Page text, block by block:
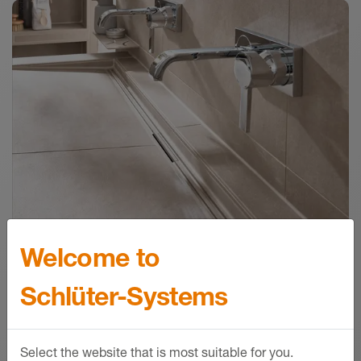
Schlüter-DILEX – Profiler til vedligeholdelsesfri
bevægelsesfuger
Broschyr - © Schlueter-Systems
PDF – 2,58 MB
Schlüter-DILEX-AHK /-AHKA |
Produktdatablad 4.21
Produktdatablad - © Schlüter-Systems
TRENDLINE-ytskikt
Welcome to
Schlüter-Systems
Select the website that is most suitable for you.